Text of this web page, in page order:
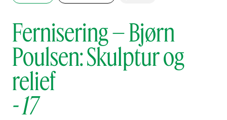
Fernisering – Bjørn
Poulsen: Skulptur og
relief
-17